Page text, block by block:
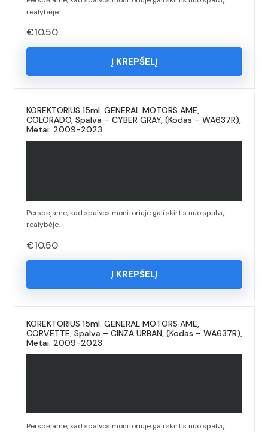
realybėje.
€10.50
Į KREPŠELĮ
KOREKTORIUS 15ml. GENERAL MOTORS AME,
COLORADO, Spalva – CYBER GRAY, (Kodas – WA637R),
Metai: 2009-2023
Perspėjame, kad spalvos monitoriuje gali skirtis nuo spalvų
realybėje.
€10.50
Į KREPŠELĮ
KOREKTORIUS 15ml. GENERAL MOTORS AME,
CORVETTE, Spalva – CINZA URBAN, (Kodas – WA637R),
Metai: 2009-2023
Perspėjame, kad spalvos monitoriuje gali skirtis nuo spalvų